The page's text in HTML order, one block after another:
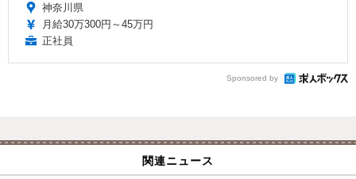
神奈川県
月給30万300円～45万円
正社員
Sponsored by
関連ニュース